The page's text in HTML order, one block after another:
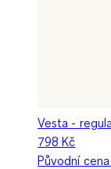
Vesta -
798 Kč
Původní